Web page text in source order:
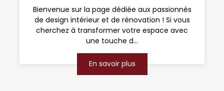
Bienvenue sur la page dédiée aux passionnés
de design intérieur et de rénovation ! Si vous
cherchez à transformer votre espace avec
une touche d...
En savoir plus